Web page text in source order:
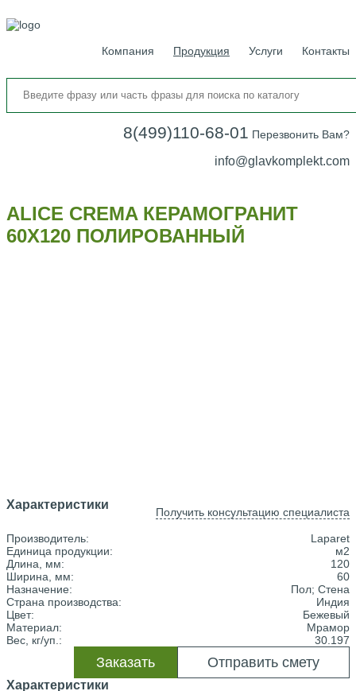
Компания Продукция Услуги Контакты
8(499)110-68-01 Перезвонить Вам?
info@glavkomplekt.com
ALICE CREMA КЕРАМОГРАНИТ
60Х120 ПОЛИРОВАННЫЙ
Характеристики
Производитель:
Laparet
Единица продукции:
м2
Длина, мм:
120
Ширина, мм:
60
Назначение:
Пол; Стена
Страна производства:
Индия
Цвет:
Бежевый
Материал:
Мрамор
Вес, кг/уп.:
30.197
Отправить смету
Заказать
Получить консультацию специалиста
Характеристики